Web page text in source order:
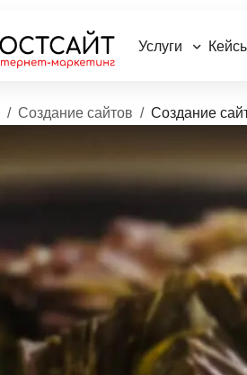
Услуги
Создание сайтов Создание